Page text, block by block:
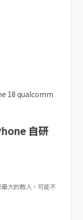
自研
大的敵人，可能不